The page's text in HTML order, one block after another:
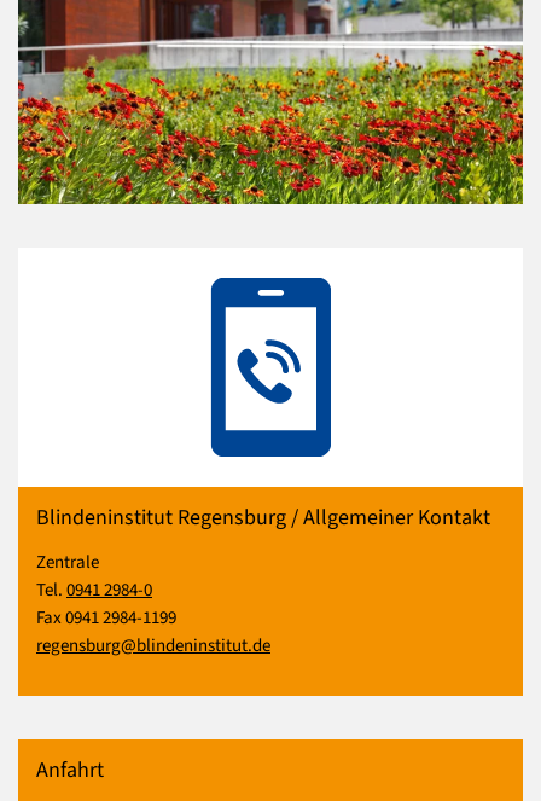
Blindeninstitut Regensburg / Allgemeiner Kontakt
Zentrale
Tel.0941 2984-0
Fax 0941 2984-1199
regensburg@blindeninstitut.de
Anfahrt